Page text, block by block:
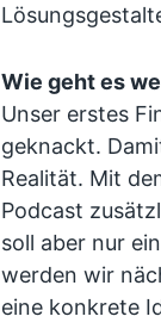
Wie geht es
Unser erstes
geknackt.
Realität. Mit
Podcast
soll aber nur
werden wir
eine konkrete